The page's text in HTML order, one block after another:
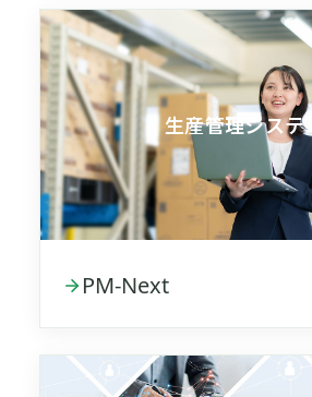
生産管理システム
PM-Next